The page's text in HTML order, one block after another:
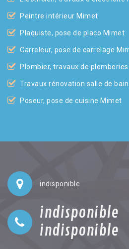
Peintre intérieur Mimet
Plaquiste, pose de placo Mimet
Carreleur, pose de carrelage
Plombier, travaux de
Travaux rénovation salle de
Poseur, pose de cuisine Mimet
indisponible
indisponible
indisponible